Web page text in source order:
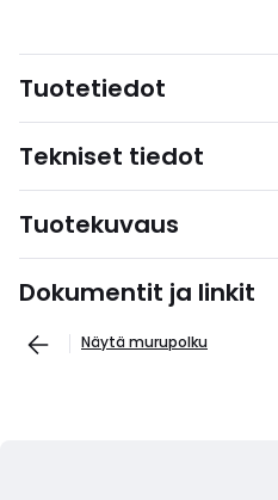
Tuotetiedot
Tekniset tiedot
Tuotekuvaus
Dokumentit ja linkit
Näytä murupolku